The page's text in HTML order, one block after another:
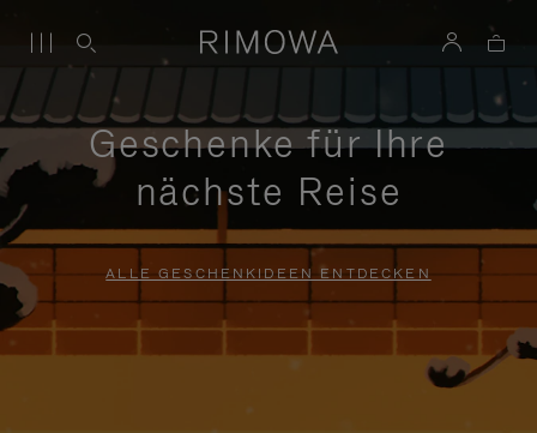
Geschenke für Ihre
nächste Reise
ALLE GESCHENKIDEEN ENTDECKEN